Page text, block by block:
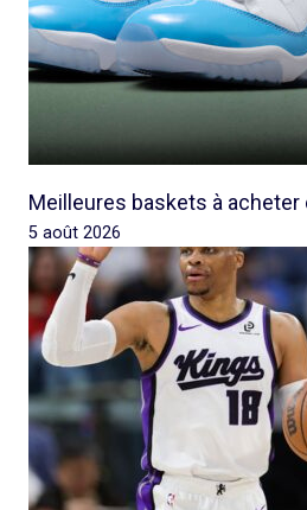
Meilleures baskets à acheter
5 août 2026